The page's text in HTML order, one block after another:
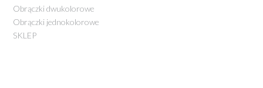
Obrączki dwukolorowe
Obrączki jednokolorowe
SKLEP